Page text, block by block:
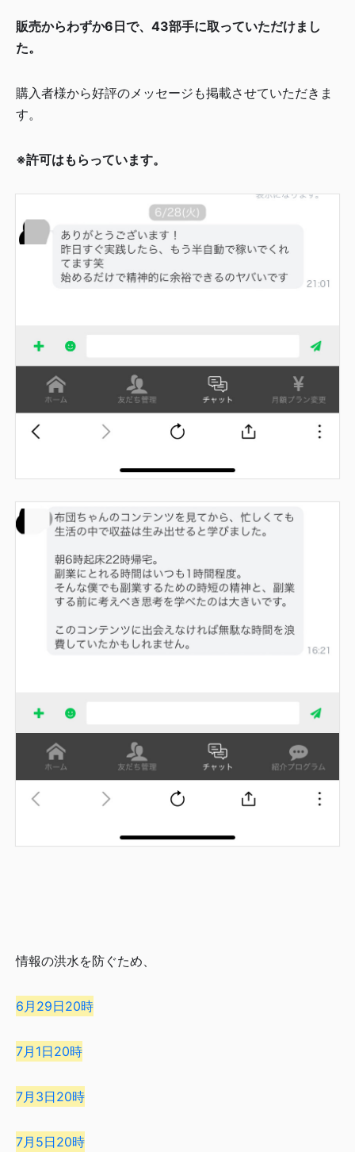
販売からわずか6日で、43部手に取っていただけまし
た。
購入者様から好評のメッセージも掲載させていただきま
す。
※許可はもらっています。
情報の洪水を防ぐため、
6月29日20時
7月1日20時
7月3日20時
7月5日20時